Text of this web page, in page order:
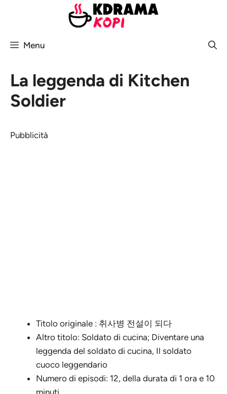
Menu
La leggenda di Kitchen
Soldier
Pubblicità
Titolo originale : 취사병 전설이 되다
Altro titolo: Soldato di cucina; Diventare una
leggenda del soldato di cucina, Il soldato
cuoco leggendario
Numero di episodi: 12, della durata di 1 ora e 10
minuti